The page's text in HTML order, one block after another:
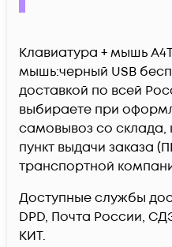
Клавиатура + мышь
мышь:черный USB
доставкой по всей
выбираете при
самовывоз со склада,
пункт выдачи заказа
транспортной
Доступные службы
DPD, Почта России,
КИТ.